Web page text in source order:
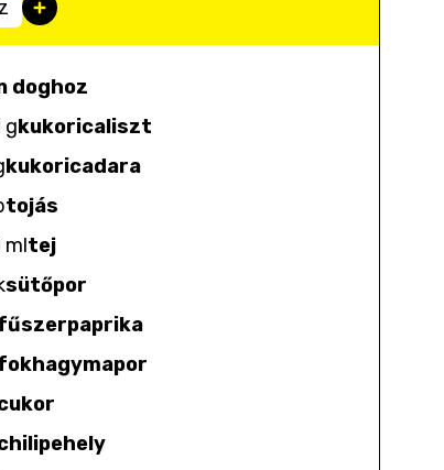
doghoz
gkukoricaliszt
kukoricadara
tojás
mltej
sütőpor